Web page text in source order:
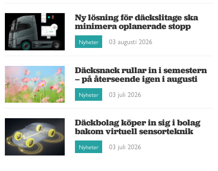
Ny lösning för däckslitage ska
minimera oplanerade stopp
Nyheter 03 augusti 2026
Däcksnack rullar in i semestern
– på återseende igen i augusti
Nyheter 03 juli 2026
Däckbolag köper in sig i bolag
bakom virtuell sensorteknik
Nyheter 03 juli 2026